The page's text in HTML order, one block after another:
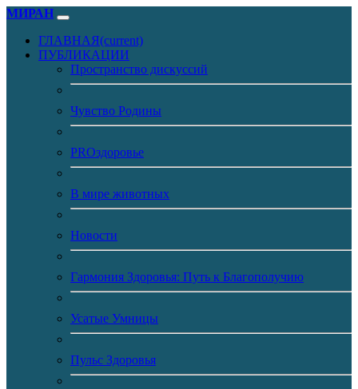
МИРАН
ГЛАВНАЯ(current)
ПУБЛИКАЦИИ
Пространство дискуссий
Чувство Родины
PROздоровье
В мире животных
Новости
Гармония Здоровья: Путь к Благополучию
Усатые Умницы
Пульс Здоровья